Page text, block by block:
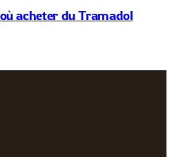
acheter du Tramadol